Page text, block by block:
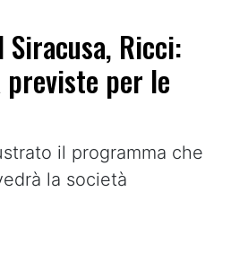
Ricci:
per le
il programma che
la società